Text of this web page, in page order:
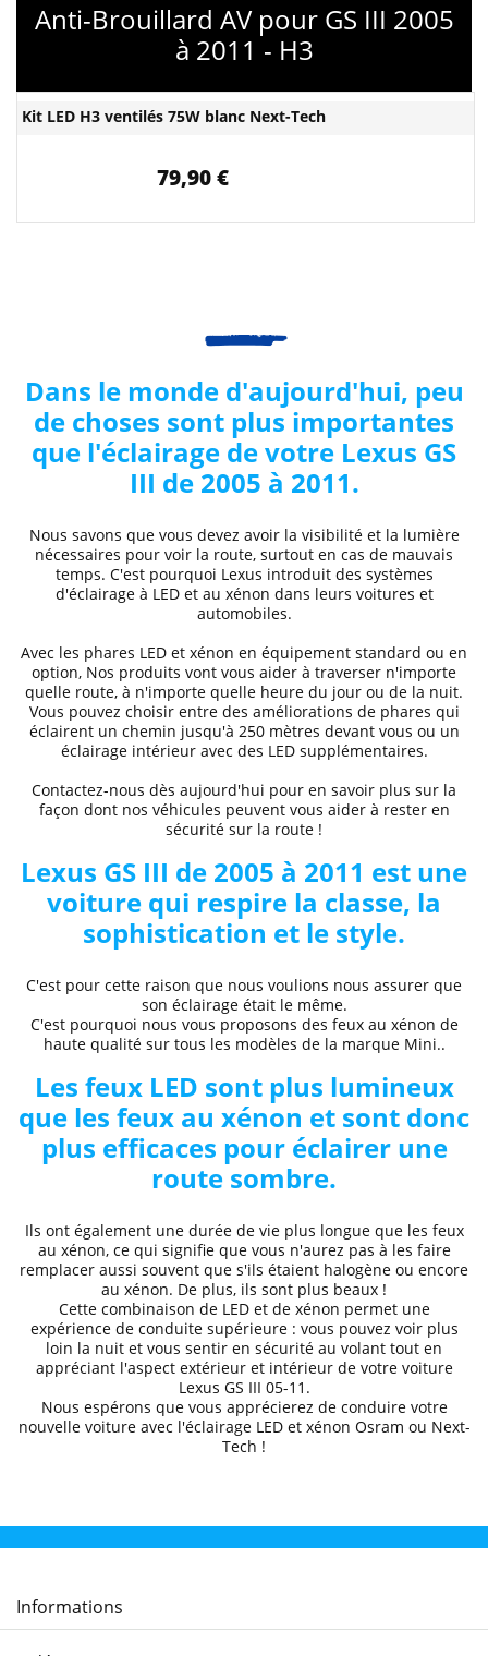
Anti-Brouillard AV pour GS III 2005
à 2011 - H3
Kit LED H3 ventilés 75W blanc Next-Tech
79,90 €
Dans le monde d'aujourd'hui, peu
de choses sont plus importantes
que l'éclairage de votre Lexus GS
III de 2005 à 2011.
Nous savons que vous devez avoir la visibilité et la lumière
nécessaires pour voir la route, surtout en cas de mauvais
temps. C'est pourquoi Lexus introduit des systèmes
d'éclairage à LED et au xénon dans leurs voitures et
automobiles.
Avec les phares LED et xénon en équipement standard ou en
option, Nos produits vont vous aider à traverser n'importe
quelle route, à n'importe quelle heure du jour ou de la nuit.
Vous pouvez choisir entre des améliorations de phares qui
éclairent un chemin jusqu'à 250 mètres devant vous ou un
éclairage intérieur avec des LED supplémentaires.
Contactez-nous dès aujourd'hui pour en savoir plus sur la
façon dont nos véhicules peuvent vous aider à rester en
sécurité sur la route !
Lexus GS III de 2005 à 2011 est une
voiture qui respire la classe, la
sophistication et le style.
C'est pour cette raison que nous voulions nous assurer que
son éclairage était le même.
C'est pourquoi nous vous proposons des feux au xénon de
haute qualitésur tous les modèles de la marque Mini..
Les feux LED sont plus lumineux
que les feux au xénon et sont donc
plus efficaces pour éclairer une
route sombre.
Ils ont également une durée de vie plus longue que les feux
au xénon, ce qui signifie que vous n'aurez pas à les faire
remplacer aussi souvent que s'ils étaient halogène ou encore
au xénon. De plus, ils sont plus beaux !
Cette combinaison de LED et de xénon permet une
expérience de conduite supérieure: vous pouvez voir plus
loin la nuit et vous sentir en sécurité au volant tout en
appréciant l'aspect extérieur et intérieur de votre voiture
Lexus GS III 05-11 .
Nous espérons que vous apprécierez de conduirevotre
nouvelle voiture avec l'éclairage LED et xénon Osram ou Next-
Tech !
Informations